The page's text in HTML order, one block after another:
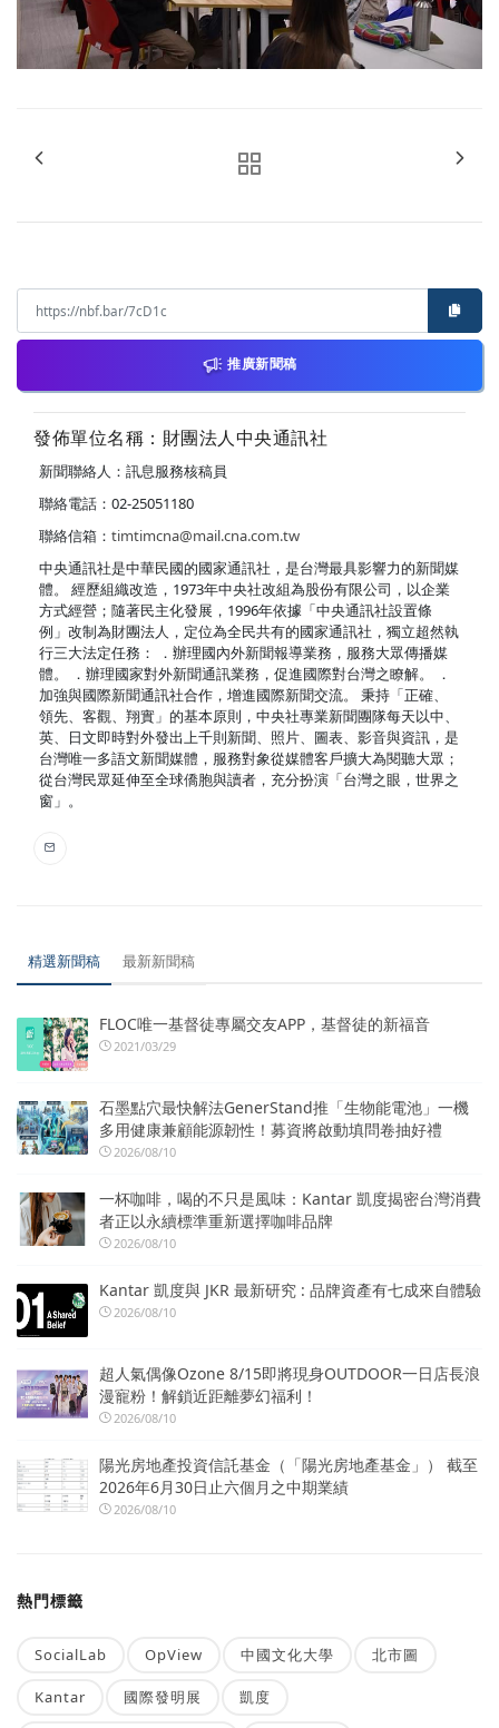
推廣新聞稿
發佈單位名稱：財團法人中央通訊社
新聞聯絡人：訊息服務核稿員
聯絡電話：02-25051180
聯絡信箱： timtimcna@mail.cna.com.tw
中央通訊社是中華民國的國家通訊社，是台灣最具影響力的新聞媒
體。 經歷組織改造，1973年中央社改組為股份有限公司，以企業
方式經營；隨著民主化發展，1996年依據「中央通訊社設置條
例」改制為財團法人，定位為全民共有的國家通訊社，獨立超然執
行三大法定任務： ．辦理國內外新聞報導業務，服務大眾傳播媒
體。 ．辦理國家對外新聞通訊業務，促進國際對台灣之瞭解。 ．
加強與國際新聞通訊社合作，增進國際新聞交流。 秉持「正確、
領先、客觀、翔實」的基本原則，中央社專業新聞團隊每天以中、
英、日文即時對外發出上千則新聞、照片、圖表、影音與資訊，是
台灣唯一多語文新聞媒體，服務對象從媒體客戶擴大為閱聽大眾；
從台灣民眾延伸至全球僑胞與讀者，充分扮演「台灣之眼，世界之
窗」。
精選新聞稿 最新新聞稿
FLOC唯一基督徒專屬交友APP，基督徒的新福音
2021/03/29
石墨點穴最快解法GenerStand推「生物能電池」一機
多用健康兼顧能源韌性！募資將啟動填問卷抽好禮
2026/08/10
一杯咖啡，喝的不只是風味：Kantar 凱度揭密台灣消費
者正以永續標準重新選擇咖啡品牌
2026/08/10
Kantar 凱度與 JKR 最新研究 : 品牌資產有七成來自體驗
2026/08/10
超人氣偶像Ozone 8/15即將現身OUTDOOR一日店長浪
漫寵粉！解鎖近距離夢幻福利！
2026/08/10
陽光房地產投資信託基金（「陽光房地產基金」） 截至
2026年6月30日止六個月之中期業績
2026/08/10
熱門標籤
SocialLab OpView 中國文化大學 北市圖
Kantar 國際發明展 凱度